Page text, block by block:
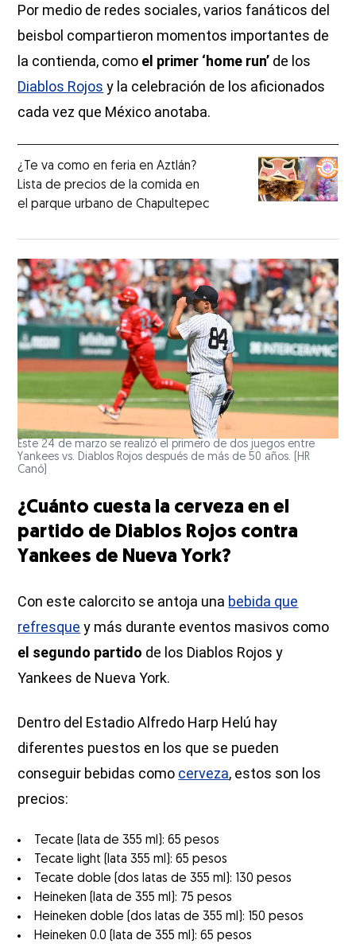
Por medio de redes sociales, varios fanáticos del
beisbol compartieron momentos importantes de
la contienda, como el primer ‘home run’ de los
Diablos Rojos y la celebración de los aficionados
cada vez que México anotaba.
¿Te va como en feria en Aztlán?
Lista de precios de la comida en
el parque urbano de Chapultepec
Este 24 de marzo se realizó el primero de dos juegos entre
Yankees vs. Diablos Rojos después de más de 50 años. (HR
Canó)
¿Cuánto cuesta la cerveza en el
partido de Diablos Rojos contra
Yankees de Nueva York?
Con este calorcito se antoja una bebida que
refresque y más durante eventos masivos como
el segundo partido de los Diablos Rojos y
Yankees de Nueva York.
Dentro del Estadio Alfredo Harp Helú hay
diferentes puestos en los que se pueden
conseguir bebidas como cerveza, estos son los
precios:
Tecate (lata de 355 ml): 65 pesos
Tecate light (lata 355 ml): 65 pesos
Tecate doble (dos latas de 355 ml): 130 pesos
Heineken (lata de 355 ml): 75 pesos
Heineken doble (dos latas de 355 ml): 150 pesos
Heineken 0.0 (lata de 355 ml): 65 pesos